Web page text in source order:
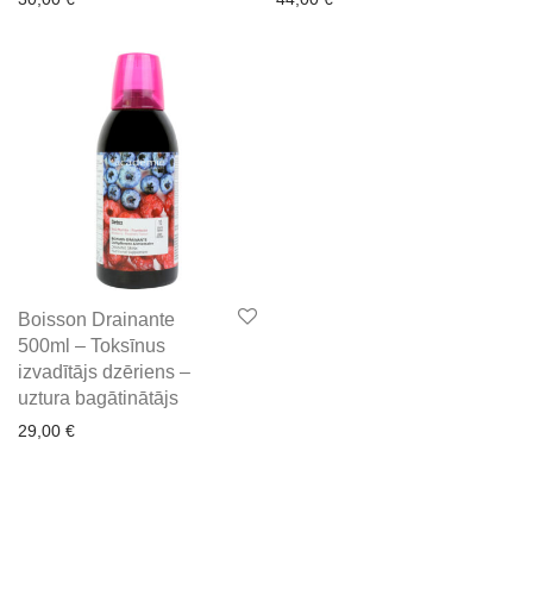
Boisson Drainante
500ml – Toksīnus
izvadītājs dzēriens –
uztura bagātinātājs
29,00 €